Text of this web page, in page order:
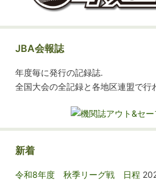
JBA会報誌
年度毎に発行の記録誌.
全国大会の全記録と各地区連盟で行
新着
令和8年度 秋季リーグ戦 日程